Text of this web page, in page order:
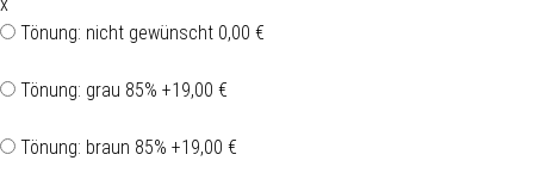
x
Tönung: nicht gewünscht 0,00 €
Tönung: grau 85% +19,00 €
Tönung: braun 85% +19,00 €